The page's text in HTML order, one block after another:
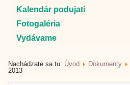
Kalendár podujatí
Fotogaléria
Vydávame
Nachádzate sa tu: Úvod Dokumenty
2013